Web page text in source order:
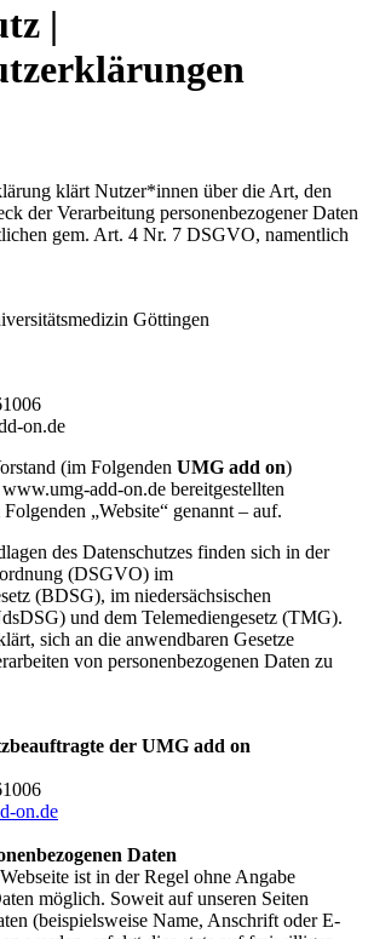
|
klärt Nutzer*innen über die Art, den
der Verarbeitung personenbezogener Daten
gem. Art. 4 Nr. 7 DSGVO, namentlich
Göttingen
on.de
(im Folgenden UMG add on)
add-on.de bereitgestellten
„Website“ genannt – auf.
des Datenschutzes finden sich in der
(DSGVO) im
(BDSG), im niedersächsischen
und dem Telemediengesetz (TMG).
sich an die anwendbaren Gesetze
von personenbezogenen Daten zu
der UMG add on
on.de
Daten
ist in der Regel ohne Angabe
möglich. Soweit auf unseren Seiten
(beispielsweise Name, Anschrift oder E-